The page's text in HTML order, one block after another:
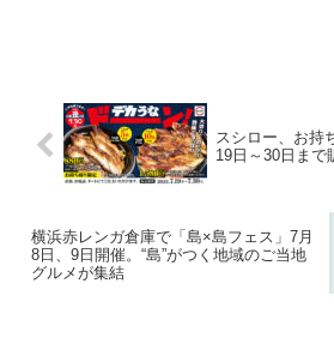
スシロー、お持
19日～30日まで
横浜赤レンガ倉庫で「島×島フェス」7月
8日、9日開催。“島”がつく地域のご当地
グルメが集結